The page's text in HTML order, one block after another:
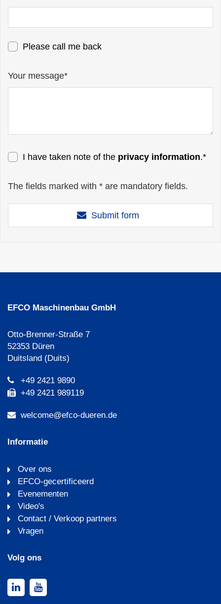
Please call me back
Your message*
I have taken note of the privacy information.*
The fields marked with * are mandatory fields.
Submit form
EFCO Maschinenbau GmbH
Otto-Brenner-Straße 7
52353 Düren
Duitsland (Duits)
+49 2421 9890
+49 2421 989119
welcome@efco-dueren.de
Informatie
Over ons
EFCO-gecertificeerd
Evenementen
Video's
Contact / Verkoop partners
Vragen
Volg ons